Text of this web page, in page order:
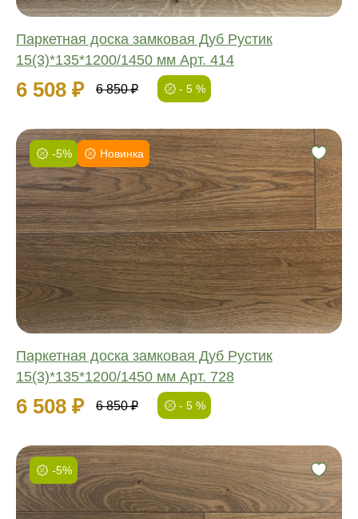
Паркетная доска замковая Дуб Рустик
15(3)*135*1200/1450 мм Арт. 414
6 508 ₽ 6 850 ₽ - 5 %
-5% Новинка
Паркетная доска замковая Дуб Рустик
15(3)*135*1200/1450 мм Арт. 728
6 508 ₽ 6 850 ₽ - 5 %
Фаска:
Соединение:
Обработка:
Длина:
Ширина:
Толщина:
-5%
Фаска:
Соединение: